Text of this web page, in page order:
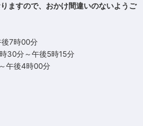
ますので、おかけ間違いのないようご
7時00分
30分～午後5時15分
午後4時00分